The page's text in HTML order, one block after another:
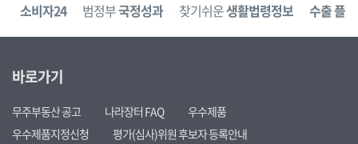
소비자24 범정부국정성과 찾기쉬운생활법령정보 수출 플
바로가기
무주부동산 공고 나라장터 FAQ
우수제품
우수제품지정신청
평가(심사)위원 후보자 등록안내